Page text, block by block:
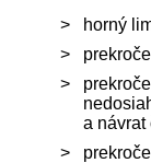
horný
a návrat